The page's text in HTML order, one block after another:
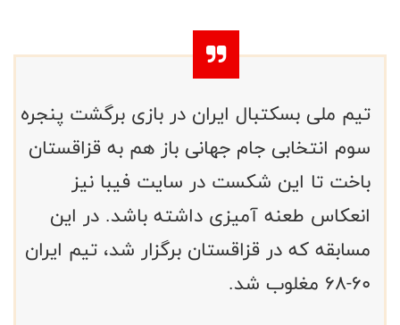
تیم ملی بسکتبال ایران در بازی برگشت پنجره
سوم انتخابی جام جهانی باز هم به قزاقستان
باخت تا این شکست در سایت فیبا نیز
انعکاس طعنه آمیزی داشته باشد. در این
مسابقه که در قزاقستان برگزار شد، تیم ایران
60-68 مغلوب شد.